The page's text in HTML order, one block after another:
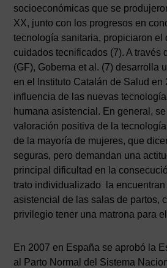
socioeconómicas que se
XX, junto con los progresos en
tecnología sanitaria, propiciaron el
cuidados tecnificados (7). A través
(GF), Goberna et al. (7) desarrolla
en el Instituto Catalán de Salud en
influencia de las nuevas
humana asistencial. En general,
valoración positiva de la
de la mayoría de mujeres, que
seguras, pero demandan una
principal dificultad en la
trato individualizado la encuentran
asistencial de las salas de partos,
privilegio tener una matrona para
En 2007 en España se aprobó la
al Parto Normal del Sistema